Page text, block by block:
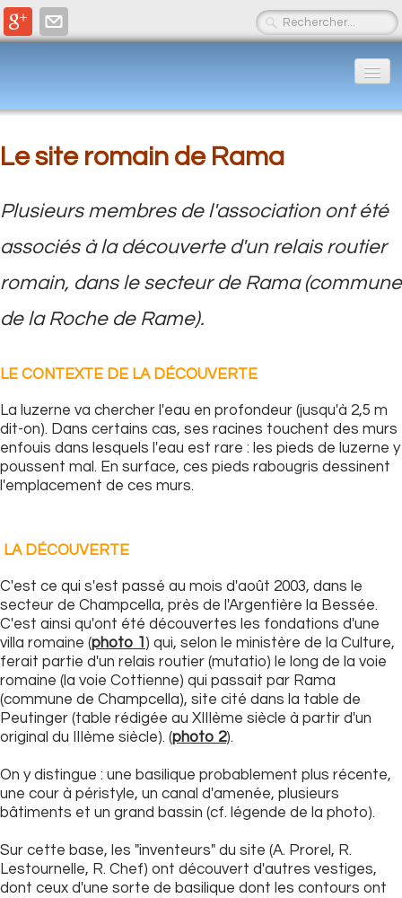
Accueil
Actualités ▼
▼
PRODUCTIONS SGMB▼
Contacts et liens▼
Le site romain de Rama
Plusieurs membres de l'association ont été
associés à la découverte d'un relais routier
romain, dans le secteur de Rama (commune
de la Roche de Rame).
LE CONTEXTE DE LA DÉCOUVERTE
La luzerne va chercher l'eau en profondeur (jusqu'à 2,5 m
dit-on). Dans certains cas, ses racines touchent des murs
enfouis dans lesquels l'eau est rare : les pieds de luzerne y
poussent mal. En surface, ces pieds rabougris dessinent
l'emplacement de ces murs.
LA DÉCOUVERTE
C'est ce qui s'est passé au mois d'août 2003, dans le
secteur de Champcella, près de l'Argentière la Bessée.
C'est ainsi qu'ont été découvertes les fondations d'une
villa romaine (photo 1 ) qui, selon le ministère de la Culture,
ferait partie d'un relais routier (mutatio) le long de la voie
romaine (la voie Cottienne) qui passait par Rama
(commune de Champcella), site cité dans la table de
Peutinger (table rédigée au XIIIème siècle à partir d'un
original du IIIème siècle). (photo 2).
On y distingue : une basilique probablement plus récente,
une cour à péristyle, un canal d'amenée, plusieurs
bâtiments et un grand bassin (cf. légende de la photo).
Sur cette base, les "inventeurs" du site (A. Prorel, R.
Lestournelle, R. Chef) ont découvert d'autres vestiges,
dont ceux d'une sorte de basilique dont les contours ont